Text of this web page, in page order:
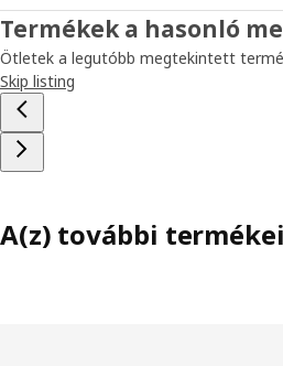
Termékek a hasonló
Ötletek a legutóbb megtekintett
Skip listing
A(z) további termékei